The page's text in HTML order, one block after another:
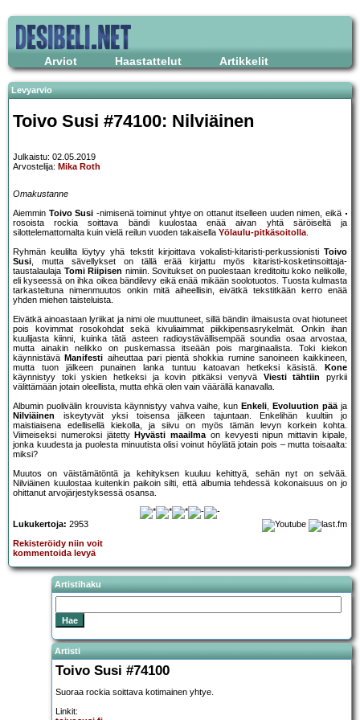
Arviot Haastattelut Artikkelit
Levyarvio
Toivo Susi #74100: Nilviäinen
Julkaistu: 02.05.2019
Arvostelija: Mika Roth
Omakustanne
Aiemmin Toivo Susi -nimisenä toiminut yhtye on ottanut itselleen uuden nimen, eikä
rosoista rockia soittava bändi kuulostaa enää aivan yhtä säröiseltä ja
silottelemattomalta kuin vielä reilun vuoden takaisella Yölaulu-pitkäsoitolla.
Ryhmän keulilta löytyy yhä tekstit kirjoittava vokalisti-kitaristi-perkussionisti Toivo
Susi, mutta sävellykset on tällä erää kirjattu myös kitaristi-kosketinsoittaja-
taustalaulaja Tomi Riipisen nimiin. Sovitukset on puolestaan kreditoitu koko nelikolle,
eli kyseessä on ihka oikea bändilevy eikä enää mikään soolotuotos. Tuosta kulmasta
tarkasteltuna nimenmuutos onkin mitä aiheellisin, eivätkä tekstitkään kerro enää
yhden miehen taisteluista.
Eivätkä ainoastaan lyriikat ja nimi ole muuttuneet, sillä bändin ilmaisusta ovat hiotuneet
pois kovimmat rosokohdat sekä kivuliaimmat piikkipensasrykelmät. Onkin ihan
kuulijasta kiinni, kuinka tätä asteen radioystävällisempää soundia osaa arvostaa,
mutta ainakin nelikko on puskemassa itseään pois marginaalista. Toki kiekon
käynnistävä Manifesti aiheuttaa pari pientä shokkia rumine sanoineen kaikkineen,
mutta tuon jälkeen punainen lanka tuntuu katoavan hetkeksi käsistä.
Kone
käynnistyy toki yskien hetkeksi ja kovin pitkäksi venyvä Viesti tähtiin
pyrkii
välittämään jotain oleellista, mutta ehkä olen vain väärällä kanavalla.
Albumin puolivälin krouvista käynnistyy vahva vaihe, kun Enkeli, Evoluution pääja
Nilviäinen iskeytyvät yksi toisensa jälkeen tajuntaan. Enkelihän kuultiin jo
maistiaisena edellisellä kiekolla, ja siivu on myös tämän levyn korkein kohta.
Viimeiseksi numeroksi jätetty Hyvästi maailmaon kevyesti nipun mittavin kipale,
jonka kuudesta ja puolesta minuutista olisi voinut höylätä jotain pois – mutta toisaalta:
miksi?
Muutos on väistämätöntä ja kehityksen kuuluu kehittyä, sehän nyt on selvää.
Nilviäinen kuulostaa kuitenkin paikoin silti, että albumia tehdessä kokonaisuus on jo
ohittanut arvojärjestyksessä osansa.
Lukukertoja: 2953
Rekisteröidy niin voit
kommentoida levyä
Artistihaku
Artisti
Toivo Susi #74100
Suoraa rockia soittava kotimainen yhtye.
Linkit: